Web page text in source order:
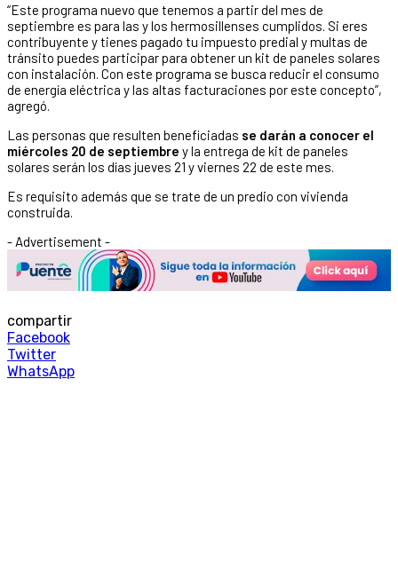
“Este programa nuevo que tenemos a partir del mes de
septiembre es para las y los hermosillenses cumplidos. Si eres
contribuyente y tienes pagado tu impuesto predial y multas de
tránsito puedes participar para obtener un kit de paneles solares
con instalación. Con este programa se busca reducir el consumo
de energía eléctrica y las altas facturaciones por este concepto”,
agregó.
Las personas que resulten beneficiadas se darán a conocer el
miércoles 20 de septiembre y la entrega de kit de paneles
solares serán los días jueves 21 y viernes 22 de este mes.
Es requisito además que se trate de un predio con vivienda
construida.
- Advertisement -
compartir
Facebook
Twitter
WhatsApp